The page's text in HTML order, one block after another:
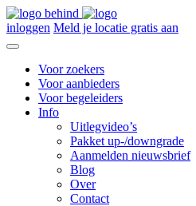
inloggen Meld je locatie gratis aan
Voor zoekers
Voor aanbieders
Voor begeleiders
Info
Uitlegvideo’s
Pakket up-/downgrade
Aanmelden nieuwsbrief
Blog
Over
Contact